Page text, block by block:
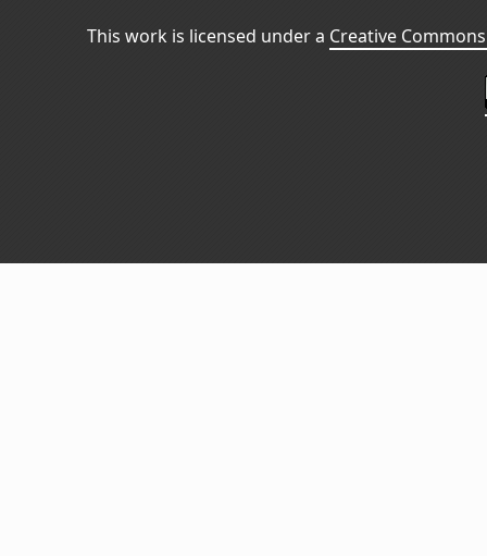
This work is licensed under a Creative